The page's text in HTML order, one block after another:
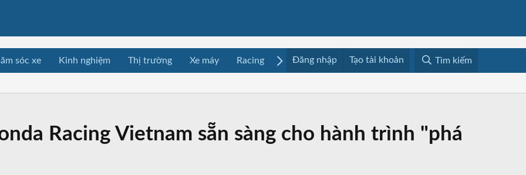
sóc xe Kinh nghiệm Thị trường Xe máy Racing Mua bán Media Resources
Đăng nhập Tạo tài khoản Tìm kiếm
Racing Vietnam sẵn sàng cho hành trình "phá